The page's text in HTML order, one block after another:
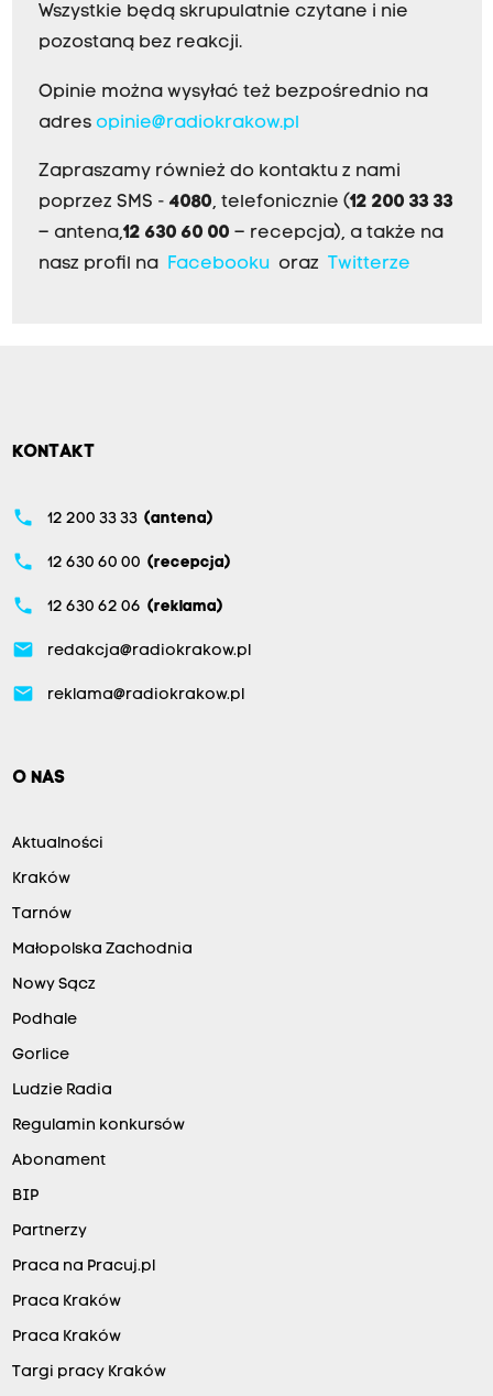
Wszystkie będą skrupulatnie czytane i nie
pozostaną bez reakcji.
Opinie można wysyłać też bezpośrednio na
adres opinie@radiokrakow.pl
Zapraszamy również do kontaktu z nami
poprzez SMS - 4080, telefonicznie (12 200 33 33
– antena,12 630 60 00 – recepcja), a także na
nasz profil na
Facebookuoraz Twitterze
KONTAKT
phone 12 200 33 33 (antena)
phone 12 630 60 00 (recepcja)
phone 12 630 62 06 (reklama)
email redakcja@radiokrakow.pl
email reklama@radiokrakow.pl
O NAS
Aktualności
Kraków
Tarnów
Małopolska Zachodnia
Nowy Sącz
Podhale
Gorlice
Ludzie Radia
Regulamin konkursów
Abonament
BIP
Partnerzy
Praca na Pracuj.pl
Praca Kraków
Praca Kraków
Targi pracy Kraków